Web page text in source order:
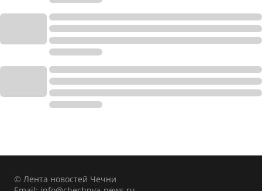
© Лента новостей Чечни